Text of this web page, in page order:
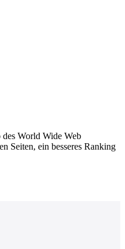
World Wide Web
Seiten, ein besseres Ranking